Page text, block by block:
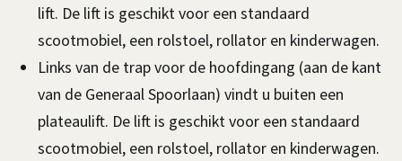
lift. De lift is geschikt voor een standaard
scootmobiel, een rolstoel, rollator en kinderwagen.
Links van de trap voor de hoofdingang (aan de kant
van de Generaal Spoorlaan) vindt u buiten een
plateaulift. De lift is geschikt voor een standaard
scootmobiel, een rolstoel, rollator en kinderwagen.